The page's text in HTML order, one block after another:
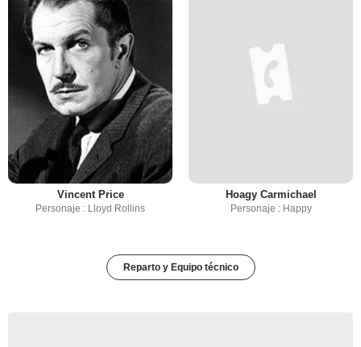
Vincent Price
Personaje : Lloyd Rollins
Hoagy Carmichael
Personaje : Happy
Reparto y Equipo técnico